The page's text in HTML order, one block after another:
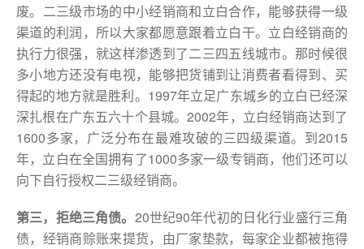
废。二三级市场的中小经销商和立白合作，能够获得一级
渠道的利润，所以大家都愿意跟着立白干。立白经销商的
执行力很强，就这样渗透到了二三四五线城市。那时候很
多小地方还没有电视，能够把货铺到让消费者看得到、买
得起的地方就是胜利。1997年立足广东城乡的立白已经深
深扎根在广东五六十个县城。2002年，立白经销商达到了
1600多家，广泛分布在最难攻破的三四级渠道。到2015
年，立白在全国拥有了1000多家一级专销商，他们还可以
向下自行授权二三级经销商。
第三，拒绝三角债。 20世纪90年代初的日化行业盛行三角
债，经销商赊账来提货，由厂家垫款，每家企业都被拖得